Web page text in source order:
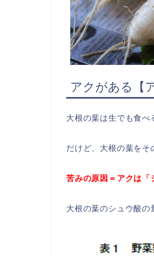
アクがある【
大根の葉は生でも食べ
だけど、大根の葉をそ
苦みの原因＝アクは「
大根の葉のシュウ酸の